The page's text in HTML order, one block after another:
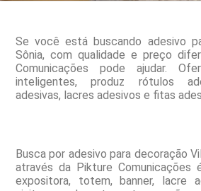
Se você está buscando adesivo
Sônia, com qualidade e preço
Comunicações pode ajudar.
inteligentes, produz rótulos
adesivas, lacres adesivos e fitas
Busca por adesivo para decoração
através da Pikture Comunicações
expositora, totem, banner, lacre